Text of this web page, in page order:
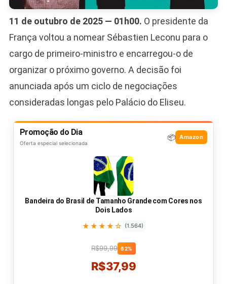
11 de outubro de 2025 — 01h00. O presidente da
França voltou a nomear Sébastien Leconu para o
cargo de primeiro-ministro e encarregou-o de
organizar o próximo governo. A decisão foi
anunciada após um ciclo de negociações
consideradas longas pelo Palácio do Eliseu.
Promoção do Dia
Oferta especial selecionada
📦 Amazon
Bandeira do Brasil de Tamanho Grande com Cores nos
Dois Lados
★★★★☆ (1.564)
R$99,99 62%
R$37,99